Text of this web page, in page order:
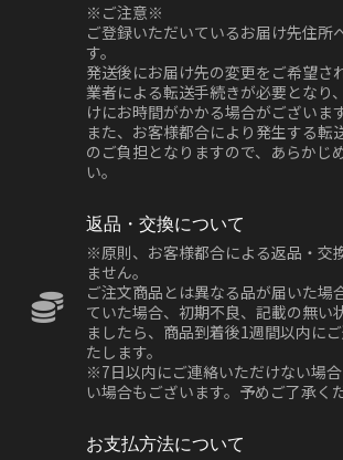
※ご注意※
ご登録いただいているお届け先住所
す。
発送後にお届け先の変更をご希望さ
業者による転送手続きが必要となり
けにお時間がかかる場合がございます
また、お客様都合により発生する転
のご負担となりますので、あらかじ
い。
返品・交換について
※原則、お客様都合による返品・交
ません。
ご注文商品とは異なる品が届いた場
ていた場合、初期不良、記載の無い
ましたら、商品到着後1週間以内に
たします。
※7日以内にご連絡いただけない場
い場合もございます。予めご了承く
お支払方法について